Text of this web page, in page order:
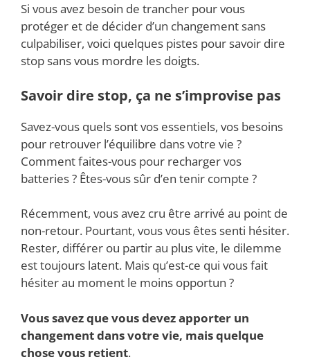
Si vous avez besoin de trancher pour vous
protéger et de décider d’un changement sans
culpabiliser, voici quelques pistes pour savoir dire
stop sans vous mordre les doigts.
Savoir dire stop, ça ne s’improvise pas
Savez-vous quels sont vos essentiels, vos besoins
pour retrouver l’équilibre dans votre vie ?
Comment faites-vous pour recharger vos
batteries ? Êtes-vous sûr d’en tenir compte ?
Récemment, vous avez cru être arrivé au point de
non-retour. Pourtant, vous vous êtes senti hésiter.
Rester, différer ou partir au plus vite, le dilemme
est toujours latent. Mais qu’est-ce qui vous fait
hésiter au moment le moins opportun ?
Vous savez que vous devez apporter un
changement dans votre vie, mais quelque
chose vous retient.